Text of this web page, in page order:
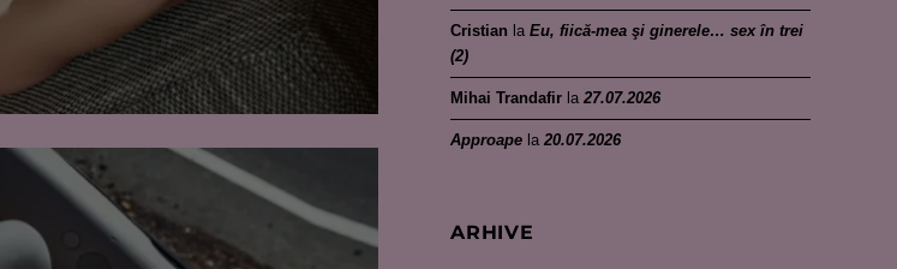
Cristian la Eu, fiică-mea şi ginerele… sex în trei
(2)
Mihai Trandafir la 27.07.2026
Approape la 20.07.2026
ARHIVE